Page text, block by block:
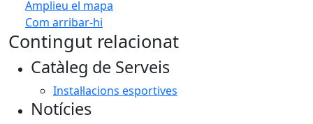
Amplieu el mapa
Com arribar-hi
+
−
Contingut relacionat
Catàleg de Serveis
Instal·lacions esportives
Notícies